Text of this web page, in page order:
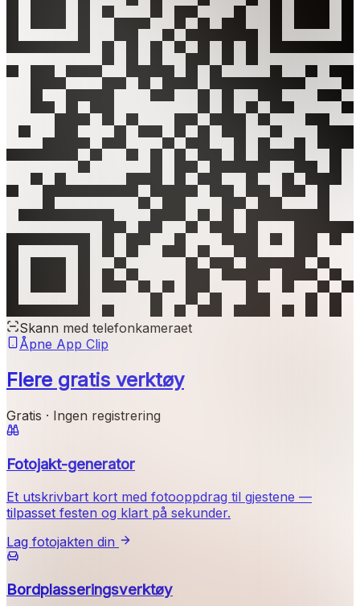
Skann med telefonkameraet
Åpne App Clip
Flere gratis verktøy
Gratis · Ingen registrering
Fotojakt-generator
Et utskrivbart kort med fotooppdrag til gjestene —
tilpasset festen og klart på sekunder.
Lag fotojakten din
Bordplasseringsverktøy